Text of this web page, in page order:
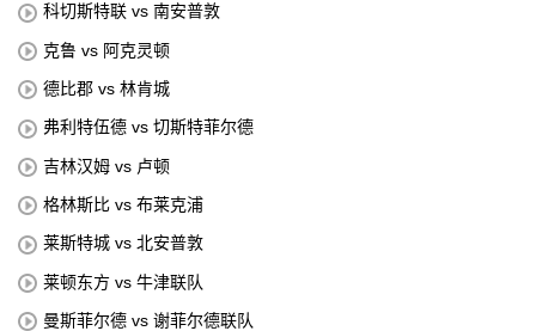
科切斯特联 vs 南安普敦
克鲁 vs 阿克灵顿
德比郡 vs 林肯城
弗利特伍德 vs 切斯特菲尔德
吉林汉姆 vs 卢顿
格林斯比 vs 布莱克浦
莱斯特城 vs 北安普敦
莱顿东方 vs 牛津联队
曼斯菲尔德 vs 谢菲尔德联队